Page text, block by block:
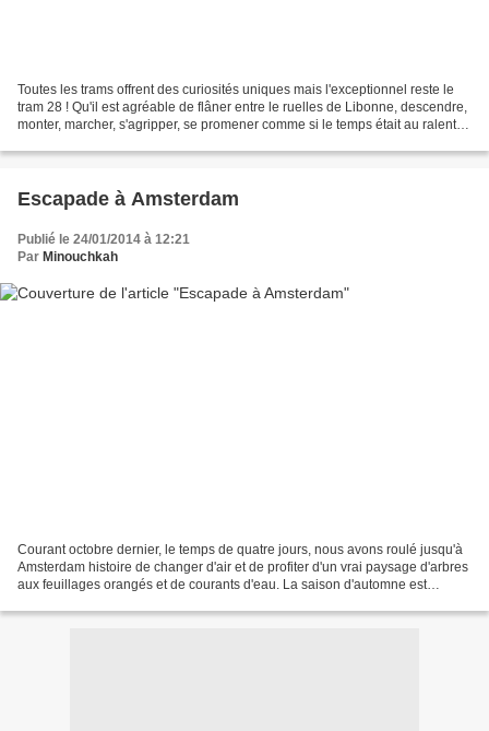
Toutes les trams offrent des curiosités uniques mais l'exceptionnel reste le
tram 28 ! Qu'il est agréable de flâner entre le ruelles de Libonne, descendre,
monter, marcher, s'agripper, se promener comme si le temps était au ralenti.
Escapade à Amsterdam
Publié le 24/01/2014 à 12:21
Par Minouchkah
Courant octobre dernier, le temps de quatre jours, nous avons roulé jusqu'à
Amsterdam histoire de changer d'air et de profiter d'un vrai paysage d'arbres
aux feuillages orangés et de courants d'eau. La saison d'automne est